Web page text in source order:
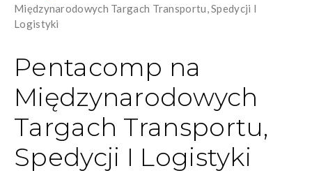
Międzynarodowych Targach Transportu, Spedycji I
Logistyki
Pentacomp na
Międzynarodowych
Targach Transportu,
Spedycji I Logistyki